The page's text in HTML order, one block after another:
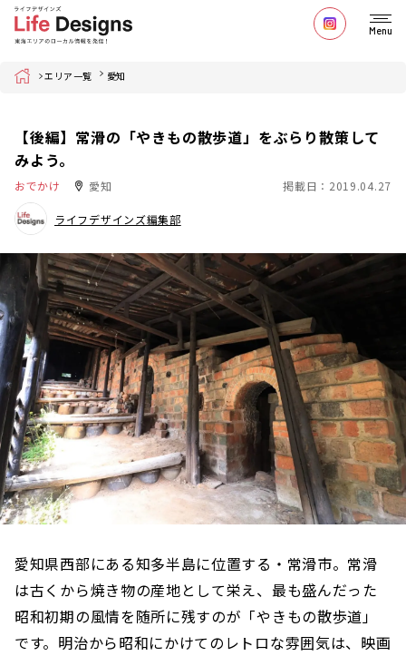
Menu
Home エリア一覧 愛知
【後編】常滑の「やきもの散歩道」をぶらり散策して
みよう。
おでかけ 愛知 掲載日：2019.04.27
ライフデザインズ編集部
愛知県西部にある知多半島に位置する・常滑市。常滑
は古くから焼き物の産地として栄え、最も盛んだった
昭和初期の風情を随所に残すのが「やきもの散歩道」
です。明治から昭和にかけてのレトロな雰囲気は、映画